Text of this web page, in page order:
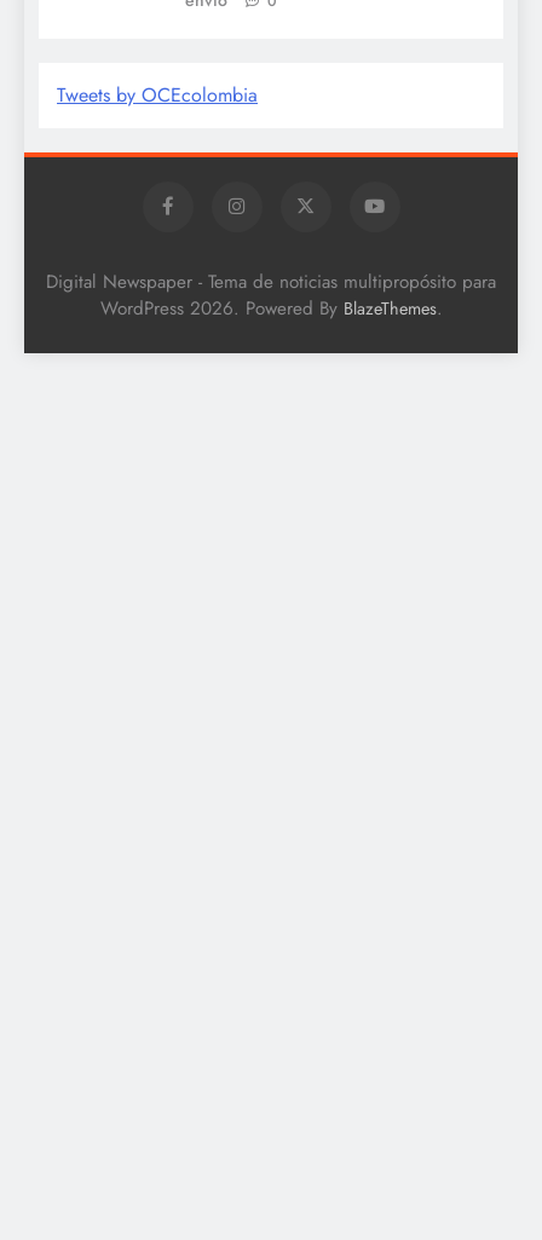
Tweets by OCEcolombia
Digital Newspaper - Tema de noticias multipropósito para
WordPress 2026. Powered By BlazeThemes.